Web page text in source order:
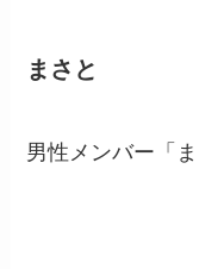
まさと
男性メンバー「